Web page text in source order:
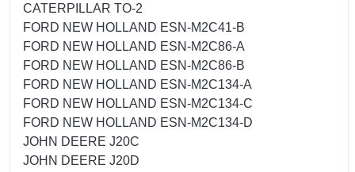
CATERPILLAR TO-2
FORD NEW HOLLAND ESN-M2C41-B
FORD NEW HOLLAND ESN-M2C86-A
FORD NEW HOLLAND ESN-M2C86-B
FORD NEW HOLLAND ESN-M2C134-A
FORD NEW HOLLAND ESN-M2C134-C
FORD NEW HOLLAND ESN-M2C134-D
JOHN DEERE J20C
JOHN DEERE J20D